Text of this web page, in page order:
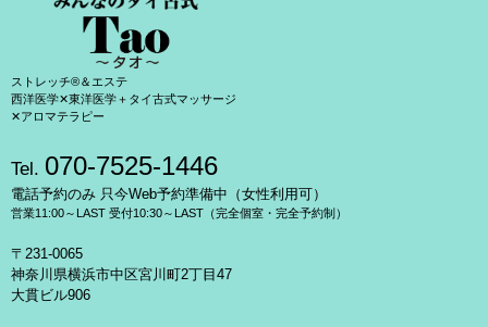
ストレッチ®＆エステ
西洋医学✕東洋医学＋タイ古式マッサージ
✕アロマテラピー
Tel. 070-7525-1446
電話予約のみ 只今Web予約準備中（女性利用可）
営業11:00～LAST 受付10:30～LAST（完全個室・完全予約制）
〒231-0065
神奈川県横浜市中区宮川町2丁目47
大貫ビル906